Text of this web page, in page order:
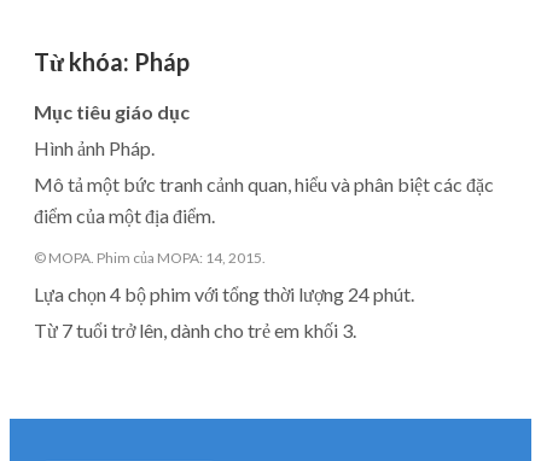
Từ khóa: Pháp
Mục tiêu giáo dục
Hình ảnh Pháp.
Mô tả một bức tranh cảnh quan, hiểu và phân biệt các đặc
điểm của một địa điểm.
© MOPA. Phim của MOPA: 14, 2015.
Lựa chọn 4 bộ phim với tổng thời lượng 24 phút.
Từ 7 tuổi trở lên, dành cho trẻ em khối 3.